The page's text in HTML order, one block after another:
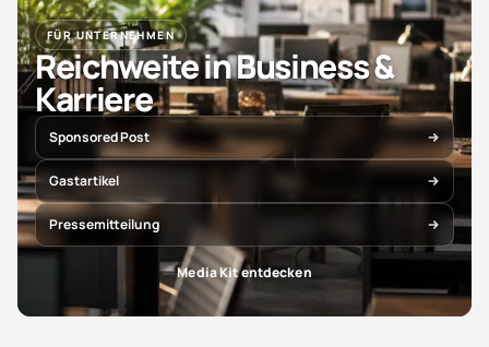
FÜR UNTERNEHMEN
Reichweite in Business &
Karriere
Sponsored Post
Gastartikel
Pressemitteilung
Media Kit entdecken